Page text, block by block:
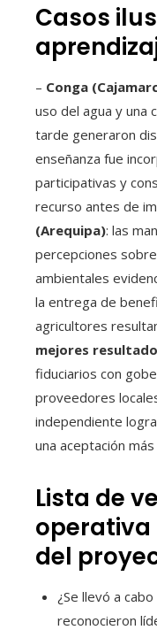
Casos
– Conga
uso del agua y una
tarde generaron
enseñanza fue
participativas y
recurso antes de
(Arequipa): las
percepciones
ambientales
la entrega de
agricultores
mejores
fiduciarios con
proveedores
independiente
una aceptación
Lista de
operativa
del
¿Se llevó a
reconocieron